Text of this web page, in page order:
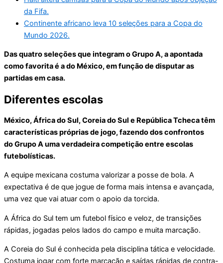
da Fifa.
Continente africano leva 10 seleções para a Copa do
Mundo 2026.
Das quatro seleções que integram o Grupo A, a apontada
como favorita é a do México, em função de disputar as
partidas em casa.
Diferentes escolas
México, África do Sul, Coreia do Sul e República Tcheca têm
características próprias de jogo, fazendo dos confrontos
do Grupo A uma verdadeira competição entre escolas
futebolísticas.
A equipe mexicana costuma valorizar a posse de bola. A
expectativa é de que jogue de forma mais intensa e avançada,
uma vez que vai atuar com o apoio da torcida.
A África do Sul tem um futebol físico e veloz, de transições
rápidas, jogadas pelos lados do campo e muita marcação.
A Coreia do Sul é conhecida pela disciplina tática e velocidade.